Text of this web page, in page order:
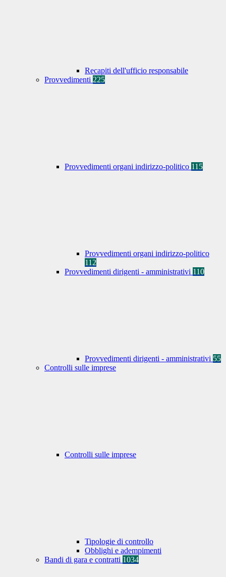
Recapiti dell'ufficio responsabile
Provvedimenti 225
Provvedimenti organi indirizzo-politico 115
Provvedimenti organi indirizzo-politico
112
Provvedimenti dirigenti - amministrativi 110
Provvedimenti dirigenti - amministrativi 55
Controlli sulle imprese
Controlli sulle imprese
Tipologie di controllo
Obblighi e adempimenti
Bandi di gara e contratti 1034